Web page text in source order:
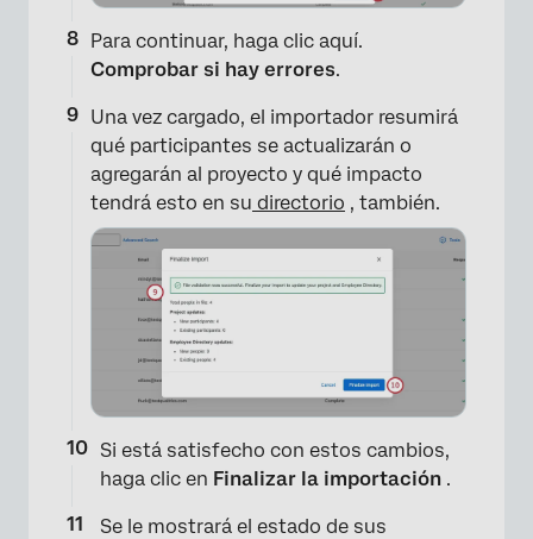
Para continuar, haga clic aquí.
Comprobar si hay errores.
Una vez cargado, el importador resumirá
qué participantes se actualizarán o
agregarán al proyecto y qué impacto
tendrá esto en su directorio , también.
Si está satisfecho con estos cambios,
haga clic en Finalizar la importación .
Se le mostrará el estado de sus